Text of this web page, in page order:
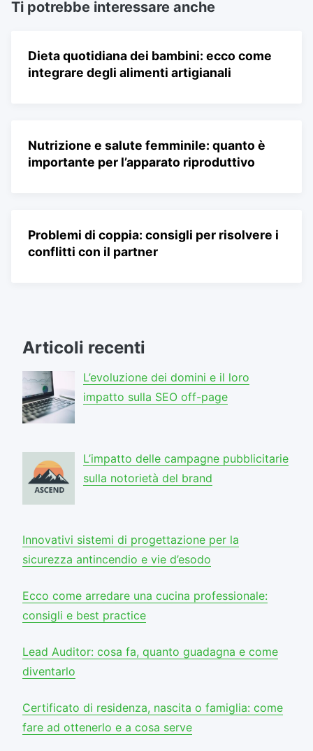
Ti potrebbe interessare anche
Dieta quotidiana dei bambini: ecco come
integrare degli alimenti artigianali
Nutrizione e salute femminile: quanto è
importante per l’apparato riproduttivo
Problemi di coppia: consigli per risolvere i
conflitti con il partner
Articoli recenti
L’evoluzione dei domini e il loro
impatto sulla SEO off-page
L’impatto delle campagne pubblicitarie
sulla notorietà del brand
Innovativi sistemi di progettazione per la
sicurezza antincendio e vie d’esodo
Ecco come arredare una cucina professionale:
consigli e best practice
Lead Auditor: cosa fa, quanto guadagna e come
diventarlo
Certificato di residenza, nascita o famiglia: come
fare ad ottenerlo e a cosa serve